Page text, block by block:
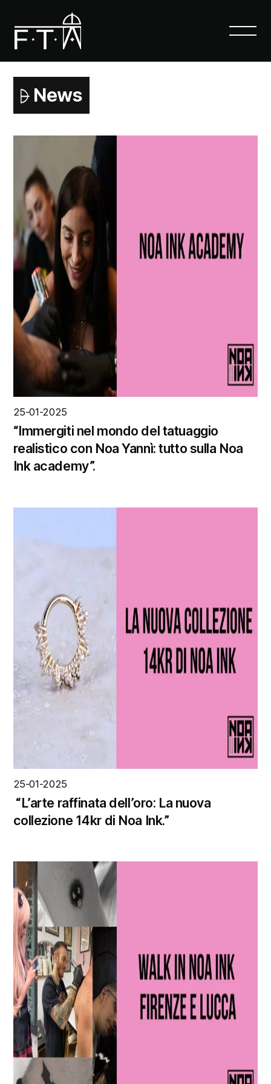
News
25-01-2025
“Immergiti nel mondo del tatuaggio
realistico con Noa Yannì: tutto sulla Noa
Ink academy”.
25-01-2025
“L’arte raffinata dell’oro: La nuova
collezione 14kr di Noa Ink.”